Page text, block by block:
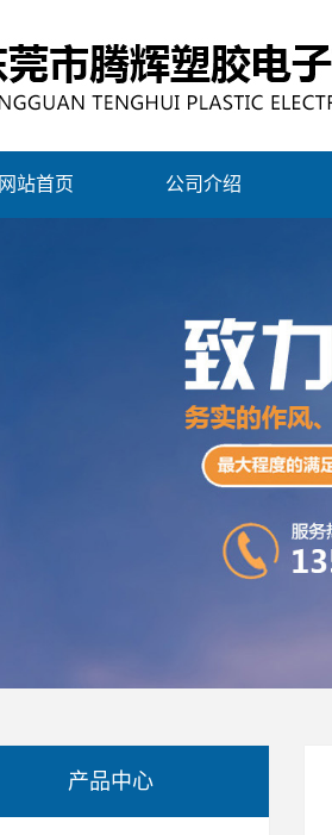
网站首页 公司介绍
产品中心